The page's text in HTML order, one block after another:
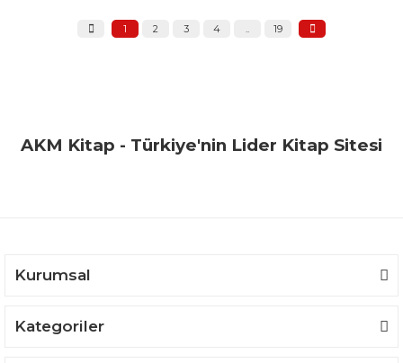
1 2 3 4 .. 19
AKM Kitap - Türkiye'nin Lider Kitap Sitesi
Kurumsal
Kategoriler